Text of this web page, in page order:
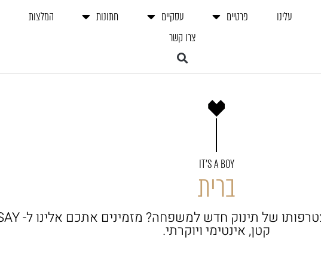
עלינו פרטיים עסקיים חתונות המלצות
צרו קשר
IT'S A BOY
ברית
קטן, אינטימי ויוקרתי.